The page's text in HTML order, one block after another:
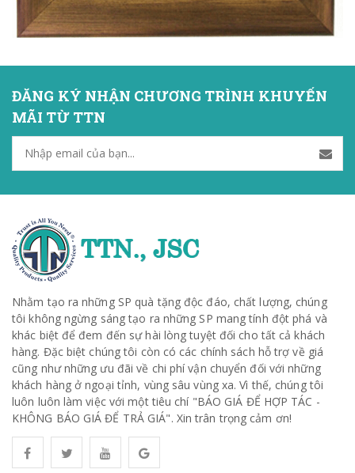
ĐĂNG KÝ NHẬN CHƯƠNG TRÌNH KHUYẾN
MÃI TỪ TTN
Nhằm tạo ra những SP quà tặng độc đáo, chất lượng, chúng
tôi không ngừng sáng tạo ra những SP mang tính đột phá và
khác biệt để đem đến sự hài lòng tuyệt đối cho tất cả khách
hàng. Đặc biệt chúng tôi còn có các chính sách hỗ trợ về giá
cũng như những ưu đãi về chi phí vận chuyển đối với những
khách hàng ở ngoại tỉnh, vùng sâu vùng xa. Vì thế, chúng tôi
luôn luôn làm việc với một tiêu chí "BÁO GIÁ ĐỂ HỢP TÁC -
KHÔNG BÁO GIÁ ĐỂ TRẢ GIÁ". Xin trân trọng cảm ơn!